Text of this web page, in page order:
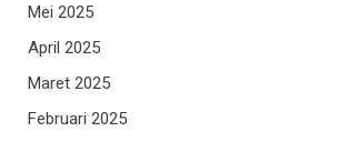
Mei 2025
April 2025
Maret 2025
Februari 2025